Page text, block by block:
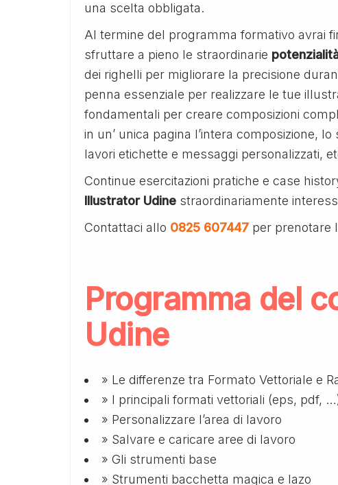
una scelta obbligata.
Al termine del programma formativo avrai
sfruttare a pieno le straordinarie
dei righelli per migliorare la precisione
penna essenziale per realizzare le tue
fondamentali per creare composizioni
in un’ unica pagina l’intera composizione,
lavori etichette e messaggi personalizzati,
Continue esercitazioni pratiche e case
Illustrator Udine straordinariamente
Contattaci allo 0825 607447 per prenotare
Programma del
Udine
» Le differenze tra Formato Vettoriale e
» I principali formati vettoriali (eps, pdf,
» Personalizzare l’area di lavoro
» Salvare e caricare aree di lavoro
» Gli strumenti base
» Strumenti bacchetta magica e lazo